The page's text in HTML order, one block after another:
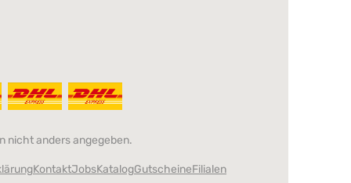
nicht anders angegeben.
KontaktJobsKatalogGutscheineFilialen